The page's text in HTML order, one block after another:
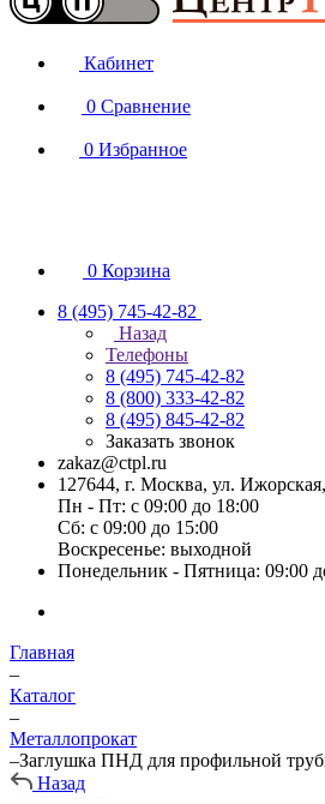
Кабинет
0 Сравнение
0 Избранное
0 Корзина
8 (495) 745-42-82
Назад
Телефоны
8 (495) 745-42-82
8 (800) 333-42-82
8 (495) 845-42-82
Заказать звонок
zakaz@ctpl.ru
127644, г. Москва, ул.
Пн - Пт: с 09:00 до 18:00
Сб: с 09:00 до 15:00
Воскресенье: выходной
Понедельник - Пятница: 09:00
Главная
–
Каталог
–
Металлопрокат
–Заглушка ПНД для профильной
Назад